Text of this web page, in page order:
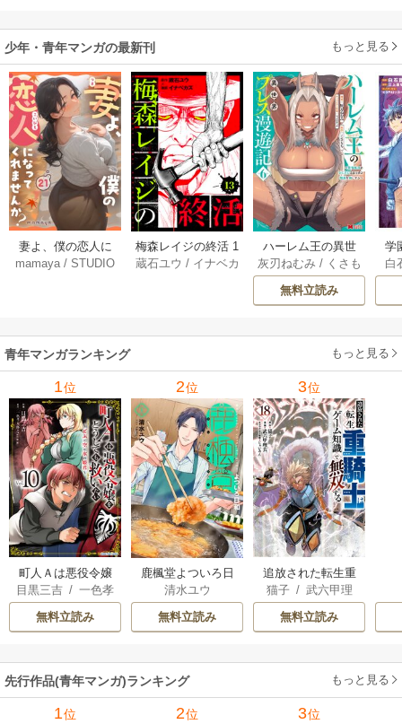
ミック） 1巻
（コミック） ： 1
少年・青年マンガの最新刊 もっと見る
妻よ、僕の恋人に
なってくれません
mamaya /STUDIO
梅森レイジの終活 1
3巻
蔵石ユウ / イナベカ
ハーレム王の異世
界プレス漫遊記 ～
最強無双のおじさ
んはあらゆる種族
ミック） 6巻
灰刃ねむみ / くさも
ち
無料立読み
学
ア
（
白
青年マンガランキング もっと見る
1位
町人Ａは悪役令嬢
をどうしても救い
たい ～どぶと空
と氷の姫君～
目黒三吉 /一色孝
太郎/ Parum
無料立読み
2位
鹿楓堂よついろ日
和
清水ユウ
無料立読み
3位
追放された転生重
騎士はゲーム知識
で無双する
猫子/ 武六甲理
/じゃいあん
無料立読み
先行作品(青年マンガ)ランキング もっと見る
1位 2位 3位